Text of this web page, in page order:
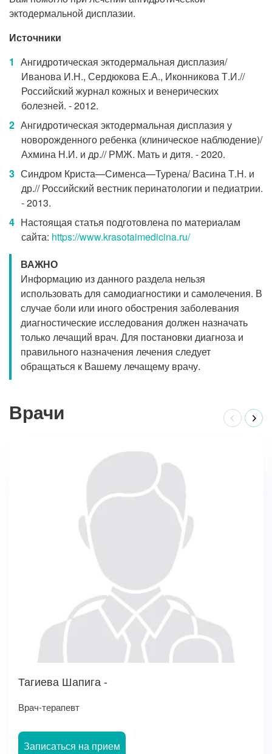
эктодермальной дисплазии.
Источники
Ангидротическая эктодермальная дисплазия/
Иванова И.Н., Сердюкова Е.А., Иконникова Т.И.//
Российский журнал кожных и венерических
болезней. - 2012.
Ангидротическая эктодермальная дисплазия у
новорожденного ребенка (клиническое наблюдение)/
Ахмина Н.И. и др.// РМЖ. Мать и дитя. - 2020.
Синдром Криста—Сименса—Турена/ Васина Т.Н. и
др.// Российский вестник перинатологии и педиатрии.
- 2013.
Настоящая статья подготовлена по материалам
сайта: https://www.krasotaimedicina.ru/
ВАЖНО
Информацию из данного раздела нельзя
использовать для самодиагностики и самолечения. В
случае боли или иного обострения заболевания
диагностические исследования должен назначать
только лечащий врач. Для постановки диагноза и
правильного назначения лечения следует
обращаться к Вашему лечащему врачу.
Врачи
Тагиева Шапига -
Врач-терапевт
Записаться на прием